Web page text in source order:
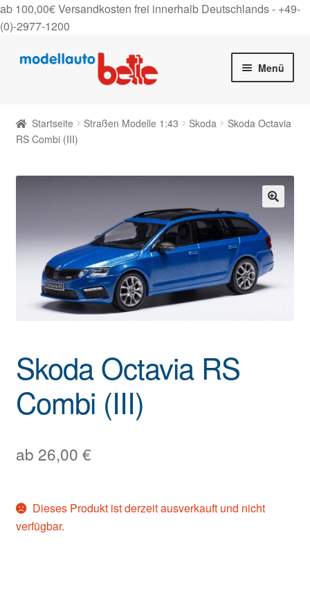
ab 100,00€ Versandkosten frei innerhalb Deutschlands - +49-
(0)-2977-1200
Zur
Zum
Menü
Shop
Gutscheine
On Tour
Kontakt
Startseite Straßen Modelle 1:43 Skoda
Skoda Octavia
RS Combi (III)
Skoda Octavia RS
Combi (III)
ab 26,00 €
Dieses Produkt ist derzeit ausverkauft und nicht
verfügbar.